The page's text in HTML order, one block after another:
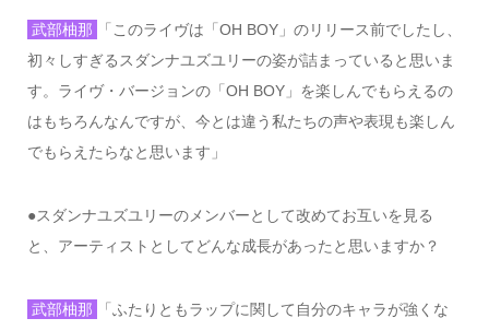
武部柚那 「このライヴは「OH BOY」のリリース前でしたし、
初々しすぎるスダンナユズユリーの姿が詰まっていると思いま
す。ライヴ・バージョンの「OH BOY」を楽しんでもらえるの
はもちろんなんですが、今とは違う私たちの声や表現も楽しん
でもらえたらなと思います」
●スダンナユズユリーのメンバーとして改めてお互いを見る
と、アーティストとしてどんな成長があったと思いますか？
武部柚那
「ふたりともラップに関して自分のキャラが強くな